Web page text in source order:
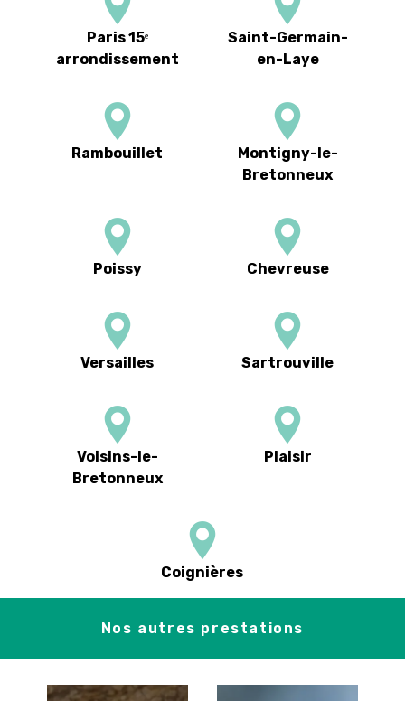
Paris 15ᵉ
arrondissement
Saint-Germain-
en-Laye
Rambouillet
Montigny-le-
Bretonneux
Poissy Chevreuse
Versailles Sartrouville
Voisins-le-
Bretonneux
Plaisir
Coignières
Nos autres prestations